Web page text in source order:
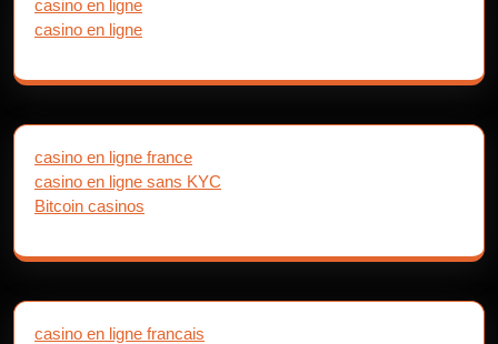
casino en ligne
casino en ligne
casino en ligne france
casino en ligne sans KYC
Bitcoin casinos
casino en ligne francais